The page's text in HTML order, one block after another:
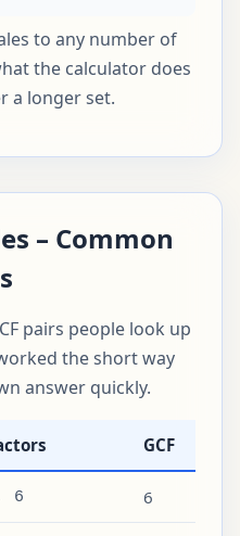
to any number of
the calculator does
a longer set.
– Common
pairs people look up
the short way
answer quickly.
GCF
6 6